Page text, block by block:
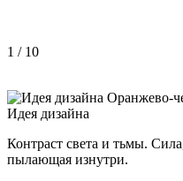
1 / 10
Идея дизайна
Контраст света и тьмы.
пылающая изнутри.